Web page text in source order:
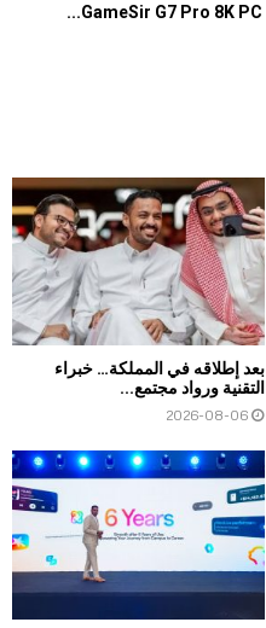
بعد إطلاقه في المملكة… خبراء
التقنية ورواد مجتمع...
2026-08-06